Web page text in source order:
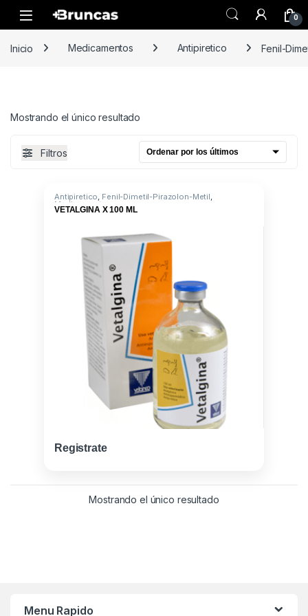
Skip to navigation
Skip to content
0
Inicio Medicamentos Antipiretico Fenil-
Mostrando el único resultado
Filtros
Antipiretico, Fenil-Dimetil-Pirazolon-Metil,
Medicamentos
VETALGINA X 100 ML
Registrate
Mostrando el único resultado
Menu Rapido